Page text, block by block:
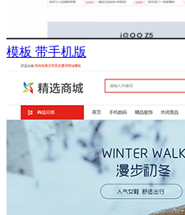
模板 带手机版